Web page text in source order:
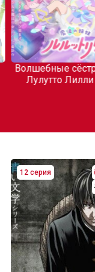
демонов
12 серия